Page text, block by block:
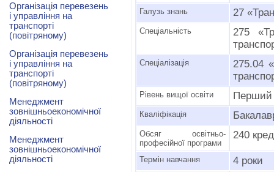
Галузь знань 27
Спеціальність
275
Спеціалізація
275.04
Рівень вищої освіти Перший
Кваліфікація
Обсяг освітньо-
професійної програми
240
Термін навчання 4 роки
Організація перевезень
і управління на
транспорті
(повітряному)
Організація перевезень
і управління на
транспорті
(повітряному)
Менеджмент
зовнішньоекономічної
діяльності
Менеджмент
зовнішньоекономічної
діяльності